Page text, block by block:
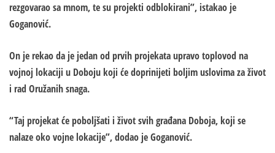
rezgovarao sa mnom, te su projekti odblokirani”, istakao je
Goganović.
On je rekao da je jedan od prvih projekata upravo toplovod na
vojnoj lokaciji u Doboju koji će doprinijeti boljim uslovima za život
i rad Oružanih snaga.
“Taj projekat će poboljšati i život svih građana Doboja, koji se
nalaze oko vojne lokacije”, dodao je Goganović.